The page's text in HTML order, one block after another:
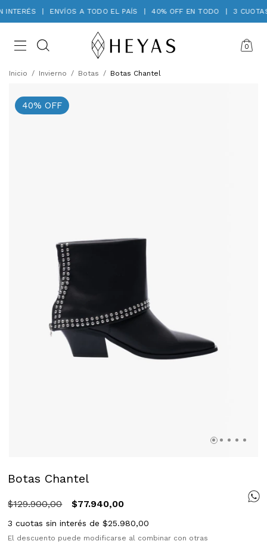
ENVÍOS A TODO EL PAÍS 40% OFF EN TODO 3
0
Inicio / Invierno / Botas / Botas Chantel
40% OFF
Botas Chantel
$129.900,00 $77.940,00
3 cuotas sin interés de$25.980,00
El descuento puede modificarse al combinar con otras